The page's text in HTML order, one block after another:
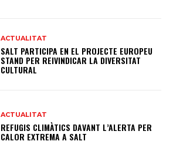
ACTUALITAT
SALT PARTICIPA EN EL PROJECTE EUROPEU
STAND PER REIVINDICAR LA DIVERSITAT
CULTURAL
ACTUALITAT
REFUGIS CLIMÀTICS DAVANT L’ALERTA PER
CALOR EXTREMA A SALT